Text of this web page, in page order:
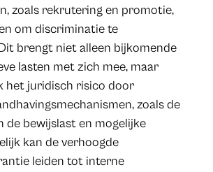
zoals rekrutering en promotie,
om discriminatie te
brengt niet alleen bijkomende
lasten met zich mee, maar
het juridisch risico door
zoals de
de bewijslast en mogelijke
kan de verhoogde
leiden tot interne